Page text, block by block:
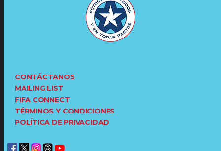
CONTÁCTANOS
MAILING LIST
FIFA CONNECT
TÉRMINOS Y CONDICIONES
POLÍTICA DE PRIVACIDAD